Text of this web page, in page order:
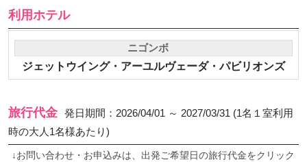
利用ホテル
ニゴンボ
ジェットウイング・アーユルヴェーダ・パビリオンズ
旅行代金 発日期間：2026/04/01 ～ 2027/03/31 (1名１室利用
時の大人1名様あたり)
↓お問い合わせ・お申込みは、出発ご希望日の旅行代金をクリック